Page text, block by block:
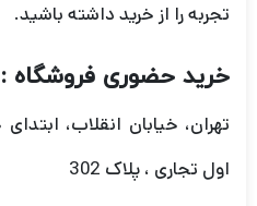
تجربه را از خرید داشته باشید.
خرید حضوری فروشگاه :
تهران، خیابان انقلاب، ابتدای
اول تجاری ، پلاک 302